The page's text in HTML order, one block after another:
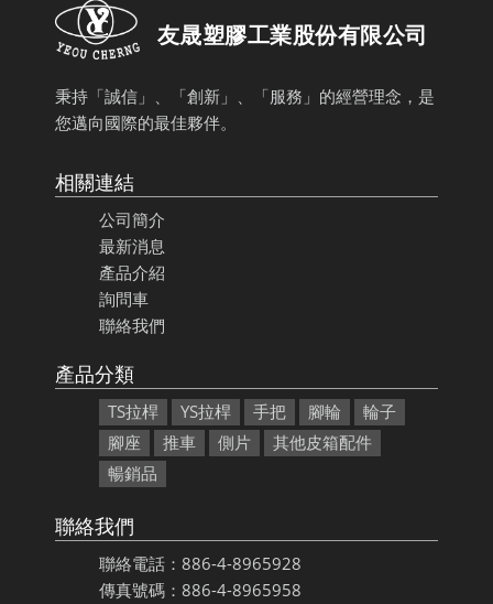
友晟塑膠工業股份有限公司
秉持「誠信」、「創新」、「服務」的經營理念，是
您邁向國際的最佳夥伴。
相關連結
公司簡介
最新消息
產品介紹
詢問車
聯絡我們
產品分類
TS拉桿 YS拉桿 手把 腳輪
輪子
腳座
推車 側片
其他皮箱配件
暢銷品
聯絡我們
聯絡電話：886-4-8965928
傳真號碼：886-4-8965958